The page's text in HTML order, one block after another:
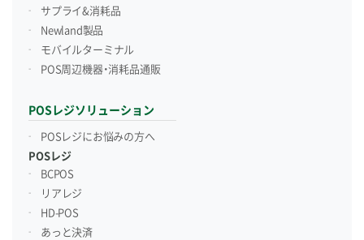
サプライ&消耗品
Newland製品
モバイルターミナル
POS周辺機器・消耗品通販
POSレジソリューション
POSレジにお悩みの方へ
POSレジ
BCPOS
リアレジ
HD-POS
あっと決済